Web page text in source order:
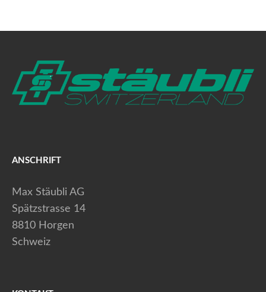
ANSCHRIFT
Max Stäubli AG
Spätzstrasse 14
8810 Horgen
Schweiz